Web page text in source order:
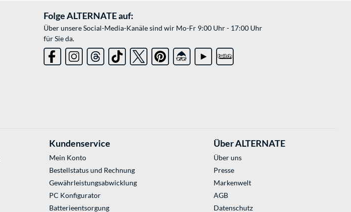
Folge ALTERNATE auf:
Über unsere Social-Media-Kanäle sind wir Mo-Fr 9:00 Uhr - 17:00 Uhr
für Sie da.
Kundenservice
Mein Konto
Bestellstatus und Rechnung
Gewährleistungsabwicklung
PC Konfigurator
Batterieentsorgung
Über ALTERNATE
Über uns
Presse
Markenwelt
AGB
Datenschutz